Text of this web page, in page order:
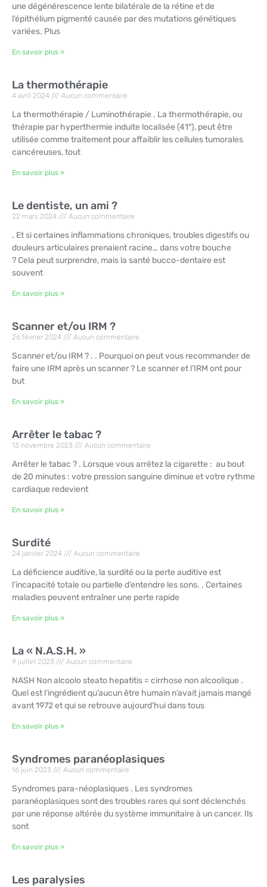
une dégénérescence lente bilatérale de la rétine et de
l’épithélium pigmenté causée par des mutations génétiques
variées. Plus
En savoir plus »
La thermothérapie
4 avril 2024 Aucun commentaire
La thermothérapie / Luminothérapie . La thermothérapie, ou
thérapie par hyperthermie induite localisée (41°), peut être
utilisée comme traitement pour affaiblir les cellules tumorales
cancéreuses, tout
En savoir plus »
Le dentiste, un ami ?
22 mars 2024 Aucun commentaire
. Et si certaines inflammations chroniques, troubles digestifs ou
douleurs articulaires prenaient racine… dans votre bouche
? Cela peut surprendre, mais la santé bucco-dentaire est
souvent
En savoir plus »
Scanner et/ou IRM ?
26 février 2024 Aucun commentaire
Scanner et/ou IRM ? . . Pourquoi on peut vous recommander de
faire une IRM après un scanner ? Le scanner et l’IRM ont pour
but
En savoir plus »
Arrêter le tabac ?
13 novembre 2023 Aucun commentaire
Arrêter le tabac ? . Lorsque vous arrêtez la cigarette : au bout
de 20 minutes : votre pression sanguine diminue et votre rythme
cardiaque redevient
En savoir plus »
Surdité
24 janvier 2024 Aucun commentaire
La déficience auditive, la surdité ou la perte auditive est
l’incapacité totale ou partielle d’entendre les sons. . Certaines
maladies peuvent entraîner une perte rapide
En savoir plus »
La « N.A.S.H. »
9 juillet 2023 Aucun commentaire
NASH Non alcoolo steato hepatitis = cirrhose non alcoolique .
Quel est l’ingrédient qu’aucun être humain n’avait jamais mangé
avant 1972 et qui se retrouve aujourd’hui dans tous
En savoir plus »
Syndromes paranéoplasiques
16 juin 2023 Aucun commentaire
Syndromes para-néoplasiques . Les syndromes
paranéoplasiques sont des troubles rares qui sont déclenchés
par une réponse altérée du système immunitaire à un cancer. Ils
sont
En savoir plus »
Les paralysies